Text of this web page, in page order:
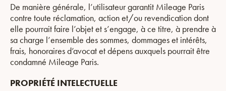
De manière générale, l’utilisateur garantit Mileage Paris
contre toute réclamation, action et/ou revendication dont
elle pourrait faire l’objet et s’engage, à ce titre, à prendre à
sa charge l’ensemble des sommes, dommages et intérêts,
frais, honoraires d’avocat et dépens auxquels pourrait être
condamné Mileage Paris.
PROPRIÉTÉ INTELECTUELLE